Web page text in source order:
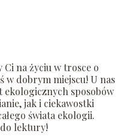
Ci na życiu w trosce o
w dobrym miejscu! U nas
ekologicznych sposobów
jak i ciekawostki
świata ekologii.
lektury!